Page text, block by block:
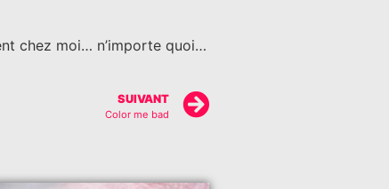
chez moi… n’importe quoi…
SUIVANT
Color me bad